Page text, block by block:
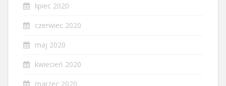
lipiec 2020
czerwiec 2020
maj 2020
kwiecień 2020
marzec 2020